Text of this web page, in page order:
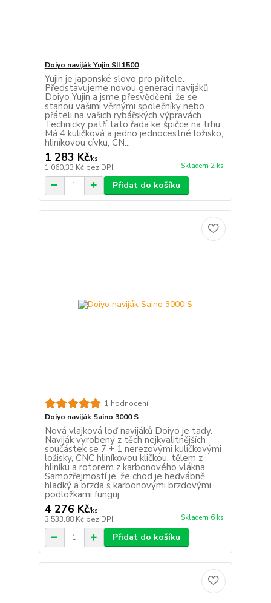
Doiyo naviják Yujin SII 1500
Yujin je japonské slovo pro přítele.
Představujeme novou generaci navijáků
Doiyo Yujin a jsme přesvědčeni, že se
stanou vašimi věrnými společníky nebo
přáteli na vašich rybářských výpravách.
Technicky patří tato řada ke špičce na trhu.
Má 4 kuličková a jedno jednocestné ložisko,
hliníkovou cívku, CN...
1 283 Kč/ks
1 060,33 Kč bez DPH Skladem 2 ks
Přidat do košíku
1 hodnocení
Doiyo naviják Saino 3000 S
Nová vlajková loď navijáků Doiyo je tady.
Naviják vyrobený z těch nejkvalitnějších
součástek se 7 + 1 nerezovými kuličkovými
ložisky, CNC hliníkovou kličkou, tělem z
hliníku a rotorem z karbonového vlákna.
Samozřejmostí je, že chod je hedvábně
hladký a brzda s karbonovými brzdovými
podložkami funguj...
4 276 Kč/ks
3 533,88 Kč bez DPH Skladem 6 ks
Přidat do košíku